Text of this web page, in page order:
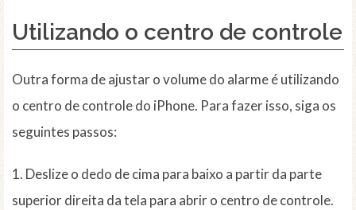
Utilizando o centro de controle
Outra forma de ajustar o volume do alarme é utilizando
o centro de controle do iPhone. Para fazer isso, siga os
seguintes passos:
1. Deslize o dedo de cima para baixo a partir da parte
superior direita da tela para abrir o centro de controle.